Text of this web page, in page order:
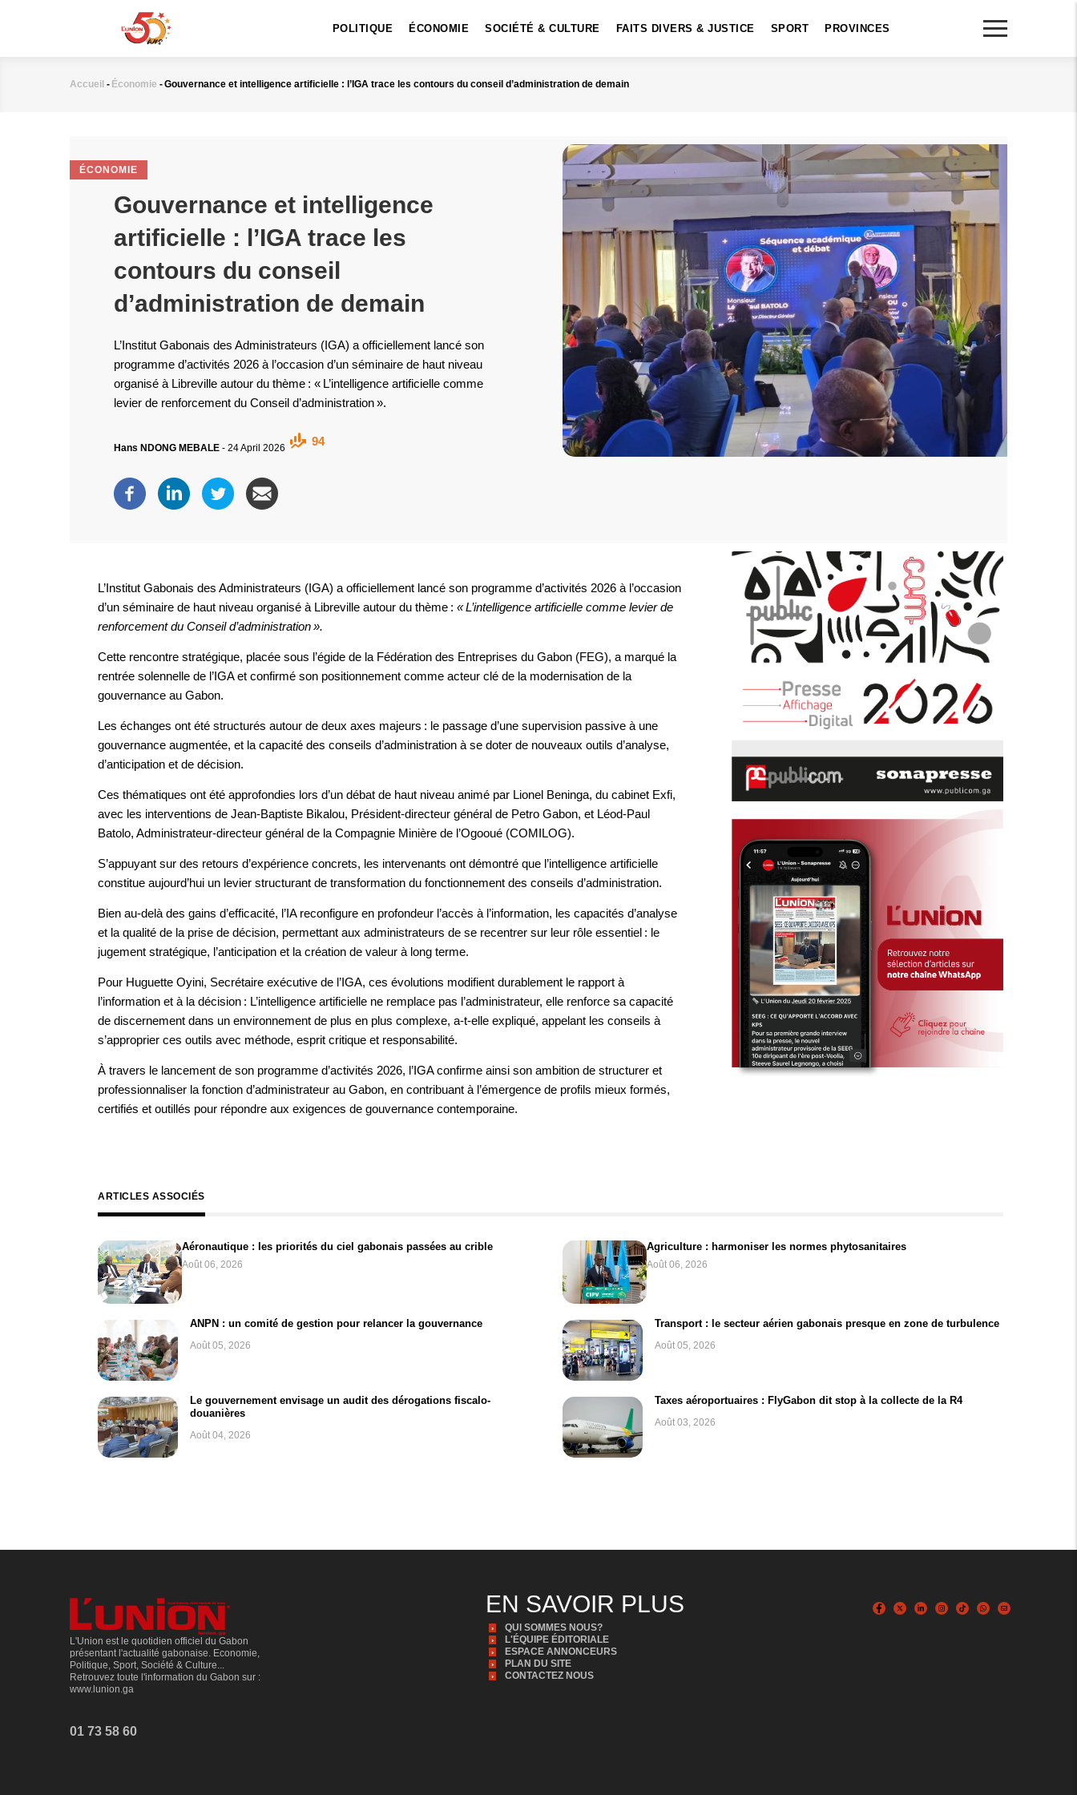
POLITIQUE ÉCONOMIE SOCIÉTÉ & CULTURE FAITS DIVERS & JUSTICE SPORT PROVINCES
Fil
Accueil - Économie -Gouvernance et intelligence artificielle : l’IGA trace les contours du conseil d’administration de demain
ÉCONOMIE
Gouvernance et intelligence
artificielle : l’IGA trace les
contours du conseil
d’administration de demain
L’Institut Gabonais des Administrateurs (IGA) a officiellement lancé son
programme d’activités 2026 à l’occasion d’un séminaire de haut niveau
organisé à Libreville autour du thème : « L’intelligence artificielle comme
levier de renforcement du Conseil d’administration ».
Hans NDONG MEBALE - 24 April 2026
94
L’Institut Gabonais des Administrateurs (IGA) a officiellement lancé son programme d’activités 2026 à l’occasion
d’un séminaire de haut niveau organisé à Libreville autour du thème : « L’intelligence artificielle comme levier de
renforcement du Conseil d’administration ».
Cette rencontre stratégique, placée sous l’égide de la Fédération des Entreprises du Gabon (FEG), a marqué la
rentrée solennelle de l’IGA et confirmé son positionnement comme acteur clé de la modernisation de la
gouvernance au Gabon.
Les échanges ont été structurés autour de deux axes majeurs : le passage d’une supervision passive à une
gouvernance augmentée, et la capacité des conseils d’administration à se doter de nouveaux outils d’analyse,
d’anticipation et de décision.
Ces thématiques ont été approfondies lors d’un débat de haut niveau animé par Lionel Beninga, du cabinet Exfi,
avec les interventions de Jean‑Baptiste Bikalou, Président‑directeur général de Petro Gabon, et Léod‑Paul
Batolo, Administrateur‑directeur général de la Compagnie Minière de l’Ogooué (COMILOG).
S’appuyant sur des retours d’expérience concrets, les intervenants ont démontré que l’intelligence artificielle
constitue aujourd’hui un levier structurant de transformation du fonctionnement des conseils d’administration.
Bien au‑delà des gains d’efficacité, l’IA reconfigure en profondeur l’accès à l’information, les capacités d’analyse
et la qualité de la prise de décision, permettant aux administrateurs de se recentrer sur leur rôle essentiel : le
jugement stratégique, l’anticipation et la création de valeur à long terme.
Pour Huguette Oyini, Secrétaire exécutive de l’IGA, ces évolutions modifient durablement le rapport à
l’information et à la décision : L’intelligence artificielle ne remplace pas l’administrateur, elle renforce sa capacité
de discernement dans un environnement de plus en plus complexe, a‑t‑elle expliqué, appelant les conseils à
s’approprier ces outils avec méthode, esprit critique et responsabilité.
À travers le lancement de son programme d’activités 2026, l’IGA confirme ainsi son ambition de structurer et
professionnaliser la fonction d’administrateur au Gabon, en contribuant à l’émergence de profils mieux formés,
certifiés et outillés pour répondre aux exigences de gouvernance contemporaine.
ARTICLES ASSOCIÉS
Aéronautique : les priorités du ciel gabonais passées au crible
Août 06, 2026
Agriculture : harmoniser les normes phytosanitaires
Août 06, 2026
ANPN : un comité de gestion pour relancer la gouvernance
Août 05, 2026
Transport : le secteur aérien gabonais presque en zone de turbulence
Août 05, 2026
Le gouvernement envisage un audit des dérogations fiscalo-
douanières
Août 04, 2026
Taxes aéroportuaires : FlyGabon dit stop à la collecte de la R4
Août 03, 2026
L'Union est le quotidien officiel du Gabon
présentant l'actualité gabonaise. Economie,
Politique, Sport, Société & Culture...
Retrouvez toute l'information du Gabon sur :
www.lunion.ga
01 73 58 60
EN SAVOIR PLUS
QUI SOMMES NOUS?
L'ÉQUIPE ÉDITORIALE
ESPACE ANNONCEURS
PLAN DU SITE
CONTACTEZ NOUS